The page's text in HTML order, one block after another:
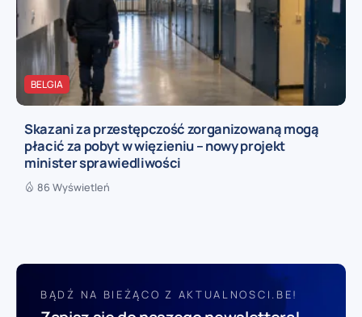
BELGIA
Skazani za przestępczość zorganizowaną mogą
płacić za pobyt w więzieniu – nowy projekt
minister sprawiedliwości
86 Wyświetleń
BĄDŹ NA BIEŻĄCO Z AKTUALNOSCI.BE!